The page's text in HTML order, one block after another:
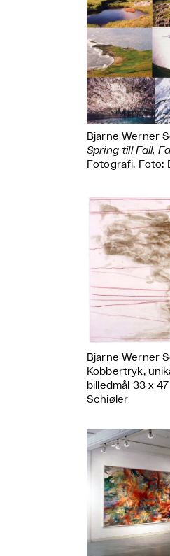
Bjarne Werner
Spring till Fall,
Fotografi. Foto:
Bjarne Werner
Kobbertryk,
billedmål 33 x
Schiøler